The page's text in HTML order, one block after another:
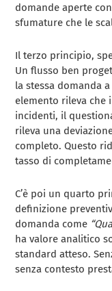
domande aperte
sfumature che le
Il terzo principio,
Un flusso ben
la stessa domanda
elemento rileva che
incidenti, il
rileva una
completo. Questo
tasso di
C’è poi un quarto
definizione
domanda come
ha valore analitico
standard atteso.
senza contesto